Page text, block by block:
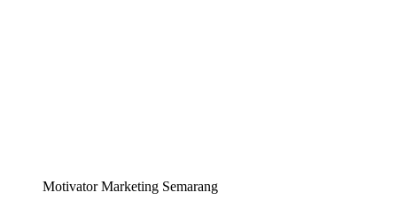
Motivator Marketing Semarang